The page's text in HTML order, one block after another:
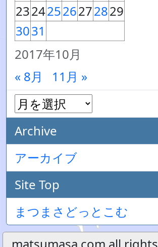
2017年10月
23242526272829
3031
« 8月 11月 »
Archive
アーカイブ
Site Top
まつまさどっとこむ